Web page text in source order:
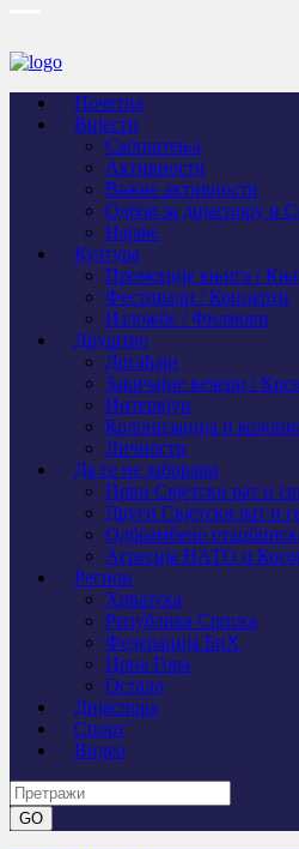
Почетна
Вијести
Саопштења
Активности
Важне активности
Одбор за дијаспору и
Најаве
Култура
Промоције књига /
Фестивали / Концерти
Изложбе / Филмови
Друштво
Догађаји
Завичајне вечери /
Интервјуи
Колонизација и
Личности
Да се не заборави
Први Свјeтски рат и
Други Свјетски рат и
Одбрамбено
Агресија НАТО и
Регион
Хрватска
Република Српска
Федерација БиХ
Црна Гора
Остало
Дијаспора
Спорт
Видео